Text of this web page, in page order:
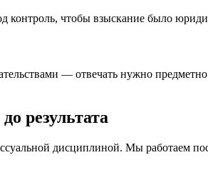
контроль, чтобы взыскание было
— отвечать нужно
результата
дисциплиной. Мы работаем